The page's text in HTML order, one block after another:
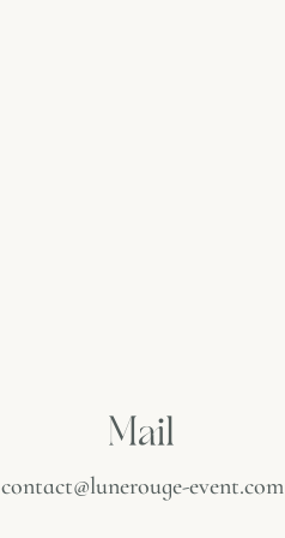
Mail
contact@lunerouge-event.com